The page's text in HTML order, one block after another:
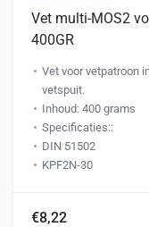
Vet multi-MOS2
400GR
Vet voor vetpatroon
vetspuit.
Inhoud: 400 grams
Specificaties::
DIN 51502
KPF2N-30
€8,22